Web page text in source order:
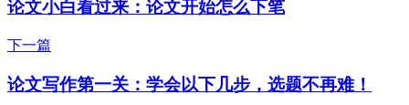
论文小白看过来：论文开始怎么下笔
下一篇
论文写作第一关：学会以下几步，选题不再难！